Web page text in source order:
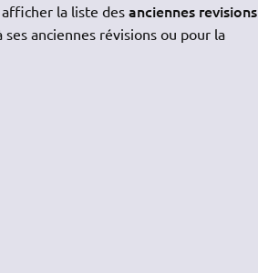
la liste des anciennes revisions
anciennes révisions ou pour la